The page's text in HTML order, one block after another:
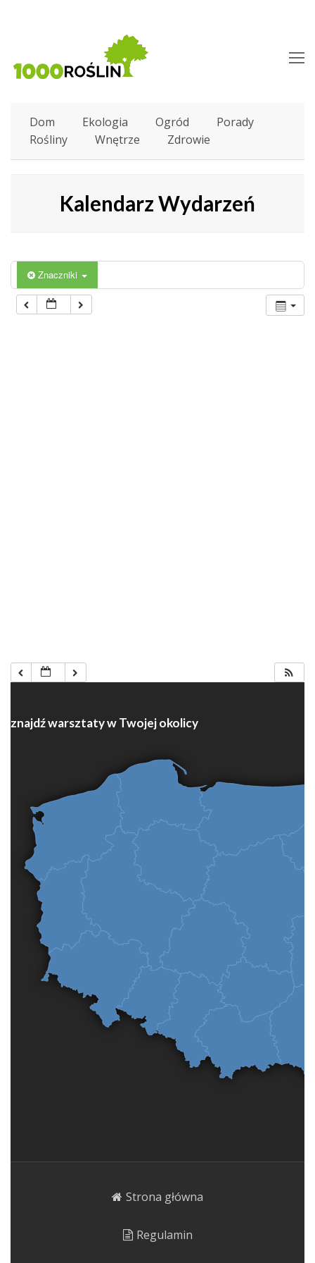
Dom Ekologia Ogród
Porady
Rośliny
Wnętrze Zdrowie
Kalendarz Wydarzeń
Znaczniki
znajdź warsztaty w Twojej okolicy
Strona główna
Regulamin